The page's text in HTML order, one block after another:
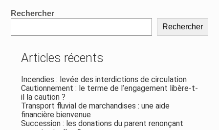
Blog
Rechercher
Rechercher
Articles récents
Incendies : levée des interdictions de circulation
Cautionnement : le terme de l’engagement libère-t-
il la caution ?
Transport fluvial de marchandises : une aide
financière bienvenue
Succession : les donations du parent renonçant